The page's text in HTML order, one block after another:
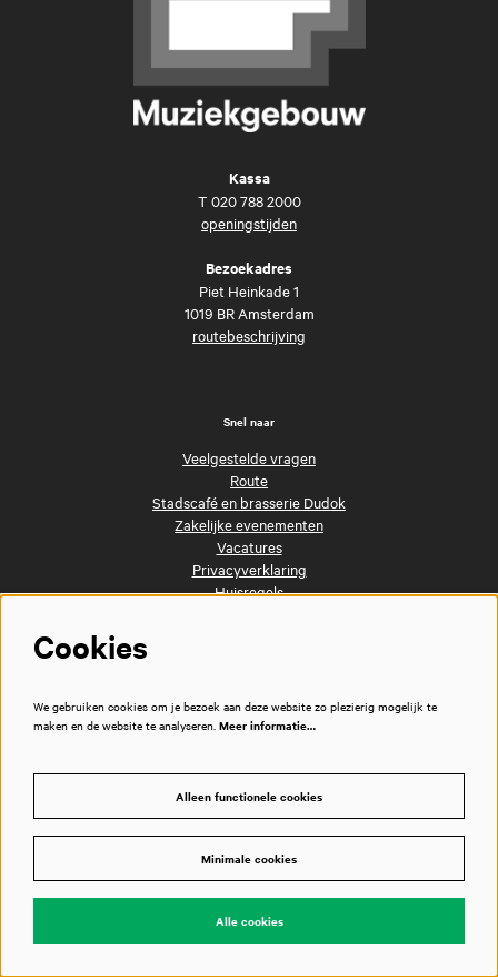
Kassa
T 020 788 2000
openingstijden
Bezoekadres
Piet Heinkade 1
1019 BR Amsterdam
routebeschrijving
Snel naar
Veelgestelde vragen
Route
Stadscafé en brasserie Dudok
Zakelijke evenementen
Vacatures
Privacyverklaring
Huisregels
Cookies
We gebruiken cookies om je bezoek aan deze website zo plezierig mogelijk te
maken en de website te analyseren. Meer informatie…
Alleen functionele cookies
Minimale cookies
Alle cookies